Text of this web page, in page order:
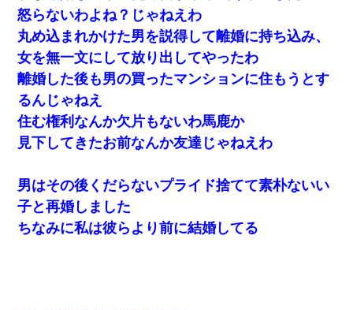
【悲報】お風呂で父親と姉が完全に行為してるんだが...
全く親しくないママ友Aから突然「飲み会しよう」と誘われたがお
断りした。後日Aの企みを知ってゾッとするやら腹立つやら！
嫁の妹（26歳）がずっとウチに泊まりに来た結果→俺がヤバイｗ
ｗｗｗｗｗｗｗ
我が家のガレージに見知らぬ車。俺「もしもし、玄関にもシャッ
ターリモコンあるだろ？DOWNのボタン押してｗ」→ 待つこと１
時間弱・・・
夫の友達がBBQを定期的に開催して夫婦で参加してたんだけど、
怒らないわよね？じゃねえわ
丸め込まれかけた男を説得して離婚に持ち込み、
女を無一文にして放り出してやったわ
離婚した後も男の買ったマンションに住もうとす
るんじゃねえ
住む権利なんか欠片もないわ馬鹿か
見下してきたお前なんか友達じゃねえわ
男はその後くだらないプライド捨てて素朴ないい
子と再婚しました
ちなみに私は彼らより前に結婚してる